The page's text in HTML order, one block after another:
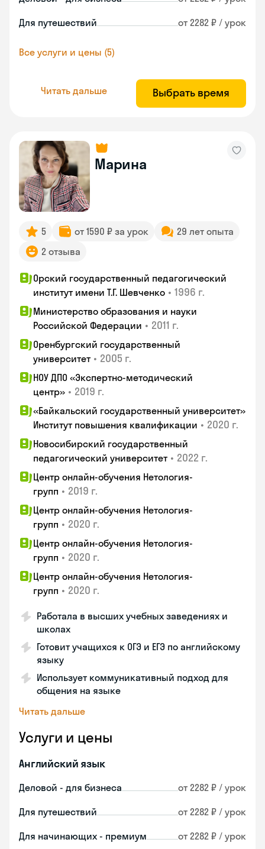
Для путешествий от 2282 ₽ / урок
Все услуги и цены (5)
Читать дальше Выбрать время
Марина
5 от 1590 ₽ за урок
29 лет опыта
2 отзыва
Орский государственный педагогический
институт имени Т.Г. Шевченко • 1996 г.
Министерство образования и науки
Российской Федерации • 2011 г.
Оренбургский государственный
университет • 2005 г.
НОУ ДПО «Экспертно-методический
центр» • 2019 г.
«Байкальский государственный университет»
Институт повышения квалификации • 2020 г.
Новосибирский государственный
педагогический университет • 2022 г.
Центр онлайн-обучения Нетология-
групп • 2019 г.
Центр онлайн-обучения Нетология-
групп • 2020 г.
Центр онлайн-обучения Нетология-
групп • 2020 г.
Центр онлайн-обучения Нетология-
групп • 2020 г.
Работала в высших учебных заведениях и
школах
Готовит учащихся к ОГЭ и ЕГЭ по английскому
языку
Использует коммуникативный подход для
общения на языке
Читать дальше
Услуги и цены
Английский язык
Деловой - для бизнеса от 2282 ₽ / урок
Для путешествий от 2282 ₽ / урок
Для начинающих - премиум от 2282 ₽ / урок